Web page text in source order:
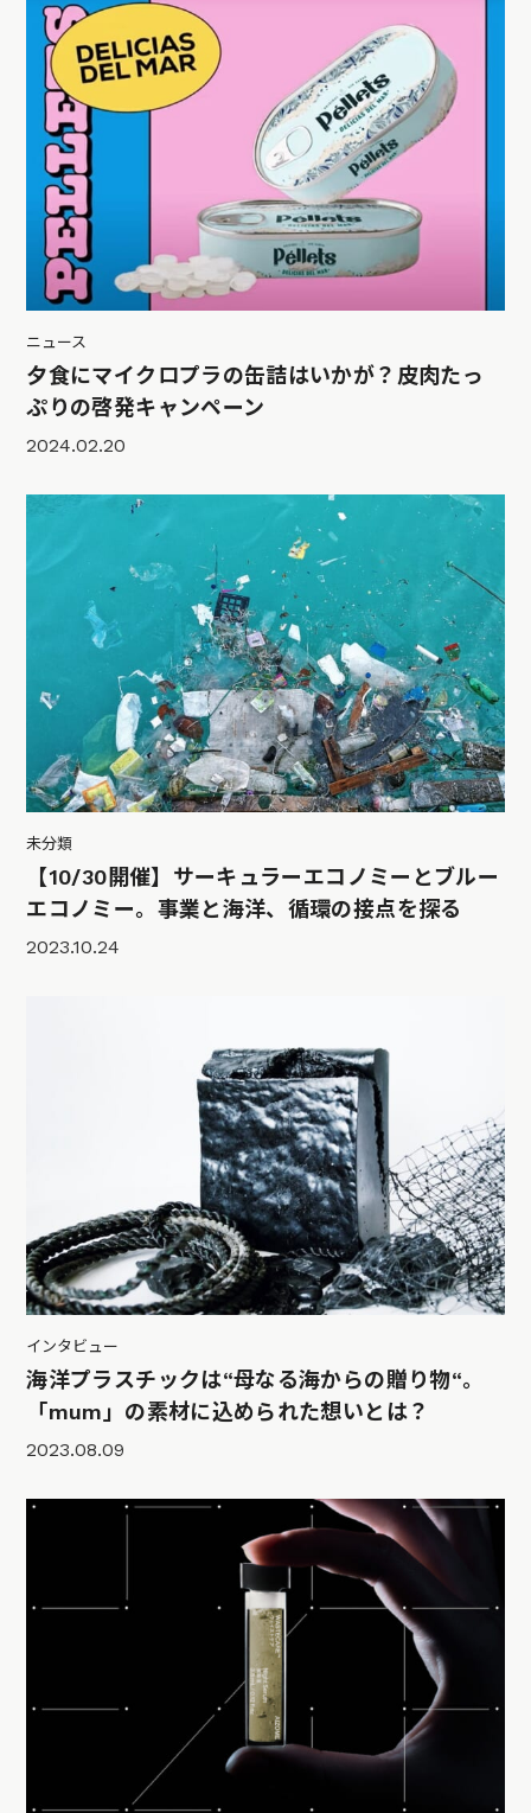
ニュース
夕食にマイクロプラの缶詰はいかが？皮肉たっ
ぷりの啓発キャンペーン
2024.02.20
未分類
【10/30開催】サーキュラーエコノミーとブルー
エコノミー。事業と海洋、循環の接点を探る
2023.10.24
インタビュー
海洋プラスチックは“母なる海からの贈り物“。
「mum」の素材に込められた想いとは？
2023.08.09